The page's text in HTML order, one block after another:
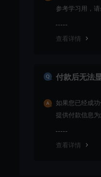
参考学习用，
查看详情
付款后无法
如果您已经成
提供付款信息
查看详情